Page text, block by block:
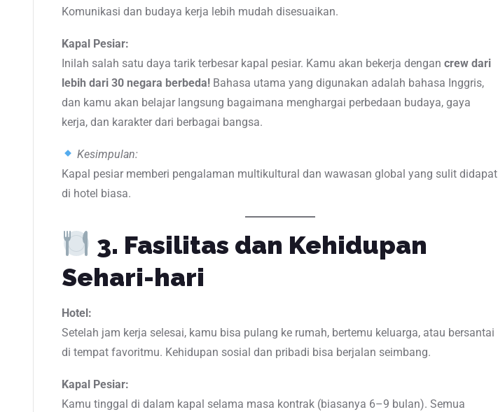
Komunikasi dan budaya kerja lebih mudah disesuaikan.
Kapal Pesiar:
Inilah salah satu daya tarik terbesar kapal pesiar. Kamu akan bekerja dengan crew dari
lebih dari 30 negara berbeda! Bahasa utama yang digunakan adalah bahasa Inggris,
dan kamu akan belajar langsung bagaimana menghargai perbedaan budaya, gaya
kerja, dan karakter dari berbagai bangsa.
Kesimpulan:
Kapal pesiar memberi pengalaman multikultural dan wawasan global yang sulit didapat
di hotel biasa.
3. Fasilitas dan Kehidupan
Sehari-hari
Hotel:
Setelah jam kerja selesai, kamu bisa pulang ke rumah, bertemu keluarga, atau bersantai
di tempat favoritmu. Kehidupan sosial dan pribadi bisa berjalan seimbang.
Kapal Pesiar:
Kamu tinggal di dalam kapal selama masa kontrak (biasanya 6–9 bulan). Semua